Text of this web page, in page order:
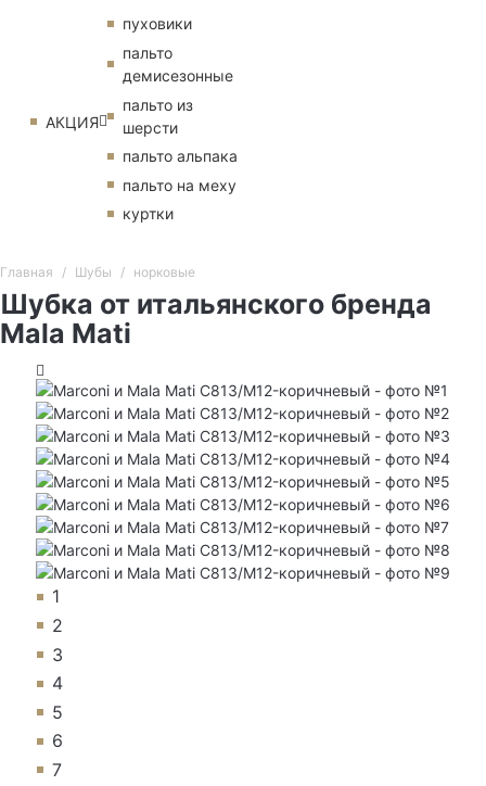
АКЦИЯ
пуховики
пальто
демисезонные
пальто из
шерсти
пальто альпака
пальто на меху
куртки
Главная Шубы норковые
Шубка от итальянского бренда
Mala Mati
1
2
3
4
5
6
7